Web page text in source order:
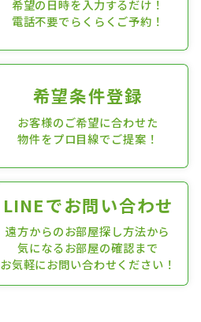
希望の日時を入力するだけ！
電話不要でらくらくご予約！
希望条件登録
お客様のご希望に合わせた
物件をプロ目線でご提案！
LINEでお問い合わせ
遠方からのお部屋探し方法から
気になるお部屋の確認まで
お気軽にお問い合わせください！